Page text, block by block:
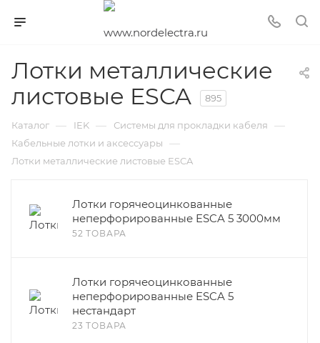
Лотки металлические
листовые ESCA
895
Каталог — IEK — Системы для прокладки кабеля —
Кабельные лотки и аксессуары —
Лотки металлические листовые ESCA
Лотки горячеоцинкованные
неперфорированные ESCA 5 3000мм
52 ТОВАРА
Лотки горячеоцинкованные
неперфорированные ESCA 5
нестандарт
23 ТОВАРА